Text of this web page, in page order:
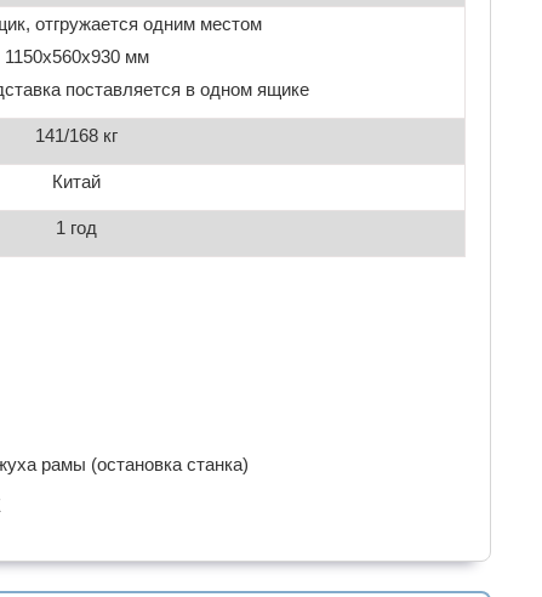
отгружается одним местом
1150х560х930 мм
поставляется в одном ящике
141/168 кг
Китай
1 год
рамы (остановка станка)